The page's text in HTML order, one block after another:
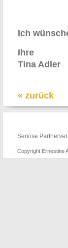
Ich
Ihre
Tina Adler
« zurück
Seriöse
Copyright Ernestine